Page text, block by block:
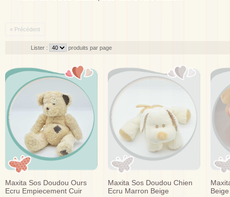
« Précédent
Lister : produits par page
Maxita Sos Doudou Ours
Ecru Empiecement Cuir
Maxita Sos Doudou Chien
Ecru Marron Beige